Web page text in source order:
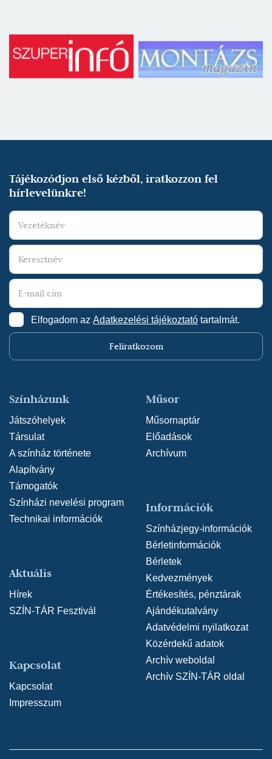
Tájékozódjon első kézből, iratkozzon fel
hírlevelünkre!
Elfogadom az Adatkezelési tájékoztató tartalmát.
Feliratkozom
Színházunk
Játszóhelyek
Társulat
A színház története
Alapítvány
Támogatók
Színházi nevelési program
Technikai információk
Műsor
Műsornaptár
Előadások
Archívum
Aktuális
Hírek
SZÍN-TÁR Fesztivál
Információk
Színházjegy-információk
Bérletinformációk
Bérletek
Kedvezmények
Értékesítés, pénztárak
Ajándékutalvány
Adatvédelmi nyilatkozat
Közérdekű adatok
Archív weboldal
Archív SZÍN-TÁR oldal
Kapcsolat
Kapcsolat
Impresszum